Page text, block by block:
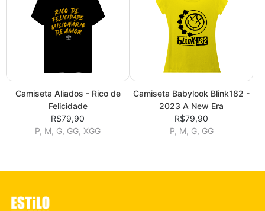
Camiseta Aliados - Rico de
Felicidade
R$79,90
P, M, G, GG, XGG
Camiseta Babylook Blink182 -
2023 A New Era
R$79,90
P, M, G, GG